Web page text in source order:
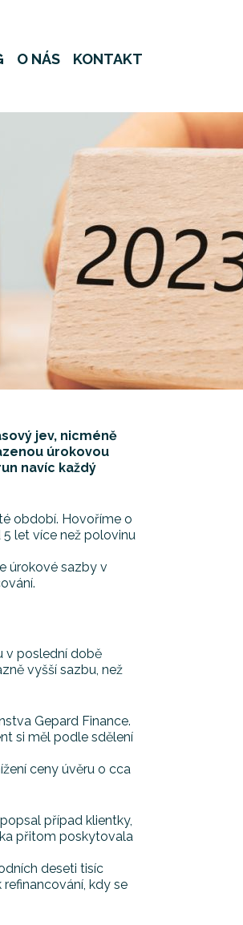
O NÁS KONTAKT
jev, nicméně
úrokovou
navíc každý
období. Hovoříme o
5 let více než polovinu
úrokové sazby v
v poslední době
vyšší sazbu, než
Gepard Finance.
si měl podle sdělení
ceny úvěru o cca
případ klientky,
přitom poskytovala
deseti tisíc
kdy se